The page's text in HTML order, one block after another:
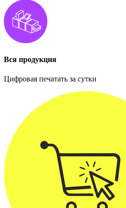
Вся продукция
Цифровая печатать за сутки